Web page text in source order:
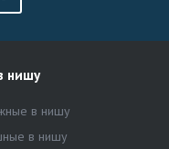
нишу
в нишу
в нишу